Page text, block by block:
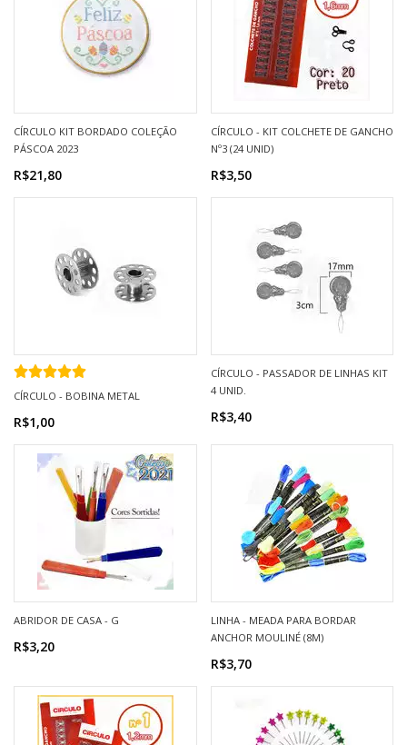
CÍRCULO KIT BORDADO COLEÇÃO
PÁSCOA 2023
R$21,80
CÍRCULO - KIT COLCHETE DE GANCHO
Nº3 (24 UNID)
R$3,50
CÍRCULO - BOBINA METAL
R$1,00
CÍRCULO - PASSADOR DE LINHAS KIT
4 UNID.
R$3,40
ABRIDOR DE CASA - G
R$3,20
LINHA - MEADA PARA BORDAR
ANCHOR MOULINÉ (8M)
R$3,70